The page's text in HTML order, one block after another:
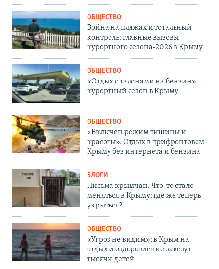
ОБЩЕСТВО
Война на пляжах и тотальный
контроль: главные вызовы
курортного сезона-2026 в Крыму
ОБЩЕСТВО
«Отдых с талонами на бензин»:
курортный сезон в Крыму
ОБЩЕСТВО
«Включен режим тишины и
красоты». Отдых в прифронтовом
Крыму без интернета и бензина
БЛОГИ
Письма крымчан. Что-то стало
меняться в Крыму: где же теперь
укрыться?
ОБЩЕСТВО
«Угроз не видим»: в Крым на
отдых и оздоровление завезут
тысячи детей